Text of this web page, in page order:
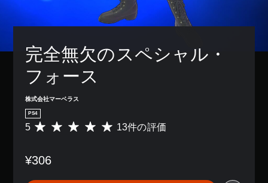
完全無欠のスペシャル・
フォース
株式会社マーベラス
PS4
評
は
5 13件の評価
¥306